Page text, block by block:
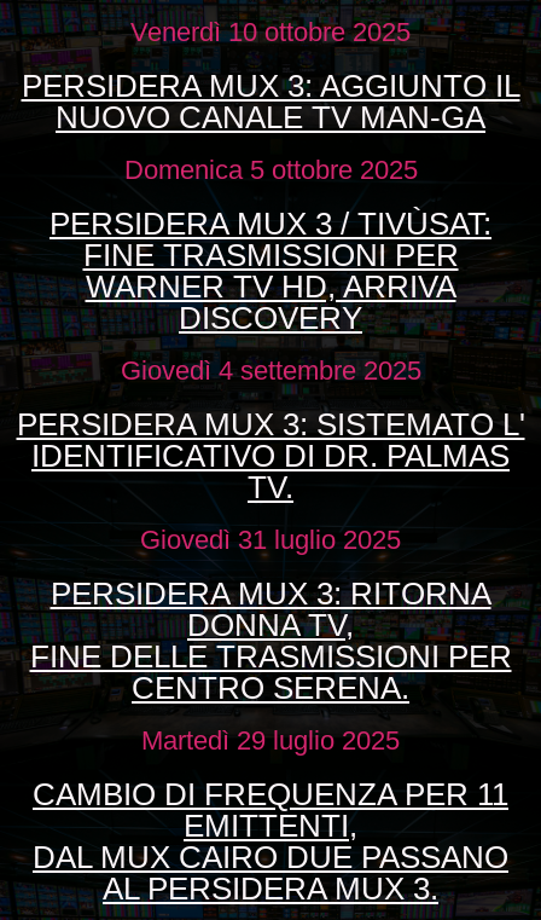
Venerdì 10 ottobre 2025
PERSIDERA MUX 3: AGGIUNTO IL
NUOVO CANALE TV MAN-GA
Domenica 5 ottobre 2025
PERSIDERA MUX 3 / TIVÙSAT:
FINE TRASMISSIONI PER
WARNER TV HD, ARRIVA
DISCOVERY
Giovedì 4 settembre 2025
PERSIDERA MUX 3: SISTEMATO L'
IDENTIFICATIVO DI DR. PALMAS
TV.
Giovedì 31 luglio 2025
PERSIDERA MUX 3: RITORNA
DONNA TV,
FINE DELLE TRASMISSIONI PER
CENTRO SERENA.
Martedì 29 luglio 2025
CAMBIO DI FREQUENZA PER 11
EMITTENTI,
DAL MUX CAIRO DUE PASSANO
AL PERSIDERA MUX 3.